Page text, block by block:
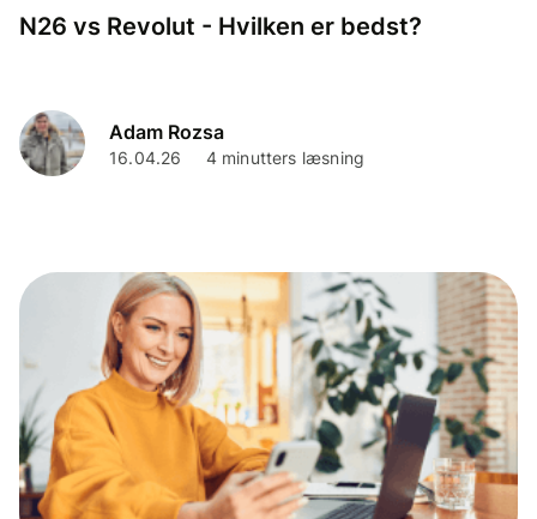
N26 vs Revolut - Hvilken er bedst?
Adam Rozsa
16.04.26 4 minutters læsning